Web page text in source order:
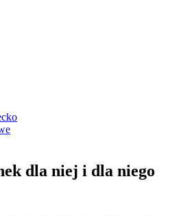
dla niej i dla niego